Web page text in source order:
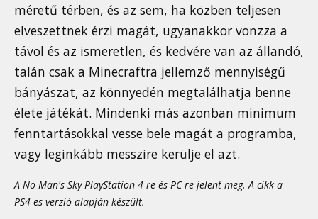
méretű térben, és az sem, ha közben teljesen
elveszettnek érzi magát, ugyanakkor vonzza a
távol és az ismeretlen, és kedvére van az állandó,
talán csak a Minecraftra jellemző mennyiségű
bányászat, az könnyedén megtalálhatja benne
élete játékát. Mindenki más azonban minimum
fenntartásokkal vesse bele magát a programba,
vagy leginkább messzire kerülje el azt.
A No Man's Sky PlayStation 4-re és PC-re jelent meg. A cikk a
PS4-es verzió alapján készült.